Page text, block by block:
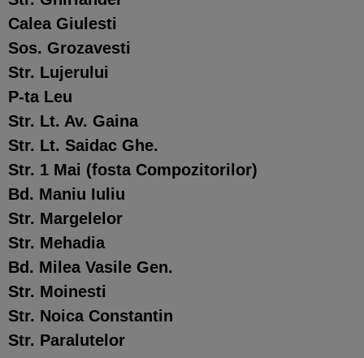
Calea Giulesti
Sos. Grozavesti
Str. Lujerului
P-ta Leu
Str. Lt. Av. Gaina
Str. Lt. Saidac Ghe.
Str. 1 Mai (fosta Compozitorilor)
Bd. Maniu Iuliu
Str. Margelelor
Str. Mehadia
Bd. Milea Vasile Gen.
Str. Moinesti
Str. Noica Constantin
Str. Paralutelor